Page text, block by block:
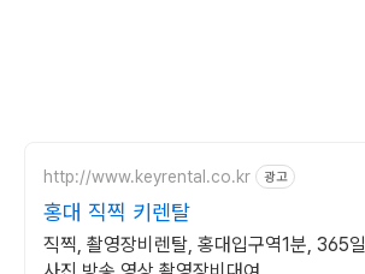
http://www.keyrental.co.kr 광고
홍대 직찍 키렌탈
직찍, 촬영장비렌탈, 홍대입구역1분, 365일